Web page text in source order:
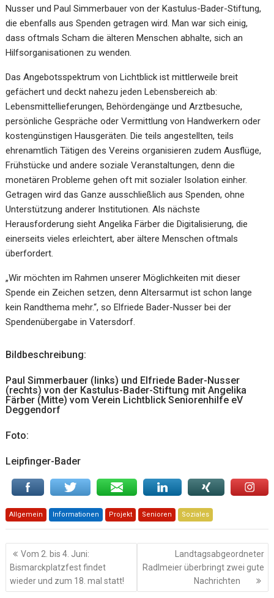
Nusser und Paul Simmerbauer von der Kastulus-Bader-Stiftung,
die ebenfalls aus Spenden getragen wird. Man war sich einig,
dass oftmals Scham die älteren Menschen abhalte, sich an
Hilfsorganisationen zu wenden.
Das Angebotsspektrum von Lichtblick ist mittlerweile breit
gefächert und deckt nahezu jeden Lebensbereich ab:
Lebensmittellieferungen, Behördengänge und Arztbesuche,
persönliche Gespräche oder Vermittlung von Handwerkern oder
kostengünstigen Hausgeräten. Die teils angestellten, teils
ehrenamtlich Tätigen des Vereins organisieren zudem Ausflüge,
Frühstücke und andere soziale Veranstaltungen, denn die
monetären Probleme gehen oft mit sozialer Isolation einher.
Getragen wird das Ganze ausschließlich aus Spenden, ohne
Unterstützung anderer Institutionen. Als nächste
Herausforderung sieht Angelika Färber die Digitalisierung, die
einerseits vieles erleichtert, aber ältere Menschen oftmals
überfordert.
„Wir möchten im Rahmen unserer Möglichkeiten mit dieser
Spende ein Zeichen setzen, denn Altersarmut ist schon lange
kein Randthema mehr.“, so Elfriede Bader-Nusser bei der
Spendenübergabe in Vatersdorf.
Bildbeschreibung:
Paul Simmerbauer (links) und Elfriede Bader-Nusser
(rechts) von der Kastulus-Bader-Stiftung mit Angelika
Färber (Mitte) vom Verein Lichtblick Seniorenhilfe eV
Deggendorf
Foto:
Leipfinger-Bader
Allgemein Informationen Projekt Senioren Soziales
Beitragsnavigation
Vom 2. bis 4. Juni:
Bismarckplatzfest findet
wieder und zum 18. mal statt!
Landtagsabgeordneter
Radlmeier überbringt zwei gute
Nachrichten